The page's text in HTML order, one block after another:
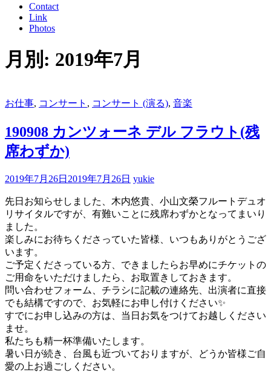
Contact
Link
Photos
月別: 2019年7月
お仕事, コンサート , コンサート (演る), 音楽
190908 カンツォーネ デル フラウト(残
席わずか)
2019年7月26日 2019年7月26日 yukie
先日お知らせしました、木内悠貴、小山文榮フルートデュオ
リサイタルですが、有難いことに残席わずかとなってまいり
ました。
楽しみにお待ちくださっていた皆様、いつもありがとうござ
います。
ご予定くださっている方、できましたらお早めにチケットの
ご用命をいただけましたら、お取置きしておきます。
問い合わせフォーム、チラシに記載の連絡先、出演者に直接
でも結構ですので、お気軽にお申し付けください✨
すでにお申し込みの方は、当日お気をつけてお越しください
ませ。
私たちも精一杯準備いたします。
暑い日が続き、台風も近づいておりますが、どうか皆様ご自
愛の上お過ごしください。